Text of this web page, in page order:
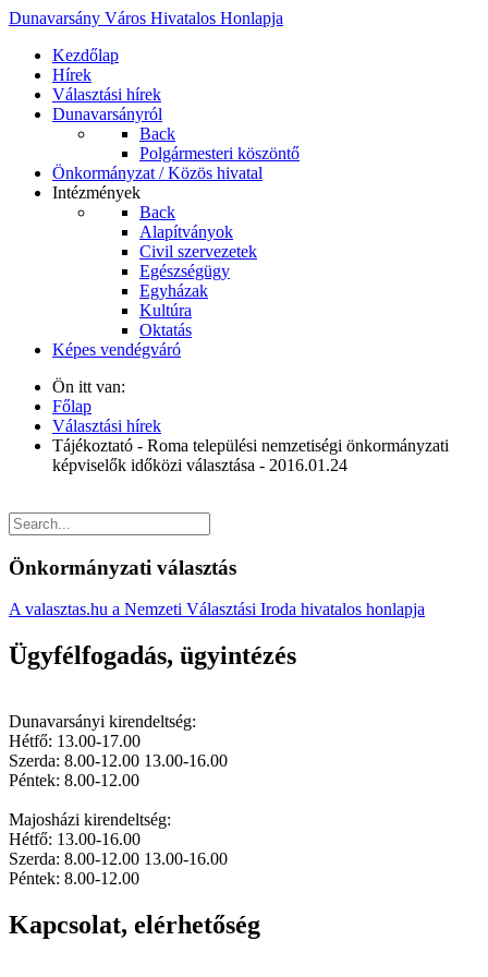
Dunavarsány Város Hivatalos Honlapja
Kezdőlap
Hírek
Választási hírek
Dunavarsányról
Back
Polgármesteri köszöntő
Önkormányzat / Közös hivatal
Intézmények
Back
Alapítványok
Civil szervezetek
Egészségügy
Egyházak
Kultúra
Oktatás
Képes vendégváró
Ön itt van:
Főlap
Választási hírek
Tájékoztató - Roma települési nemzetiségi önkormányzati
képviselők időközi választása - 2016.01.24
Önkormányzati választás
A valasztas.hu a Nemzeti Választási Iroda hivatalos honlapja
Ügyfélfogadás, ügyintézés
Dunavarsányi kirendeltség:
Hétfő: 13.00-17.00
Szerda: 8.00-12.00 13.00-16.00
Péntek: 8.00-12.00
Majosházi kirendeltség:
Hétfő: 13.00-16.00
Szerda: 8.00-12.00 13.00-16.00
Péntek: 8.00-12.00
Kapcsolat, elérhetőség